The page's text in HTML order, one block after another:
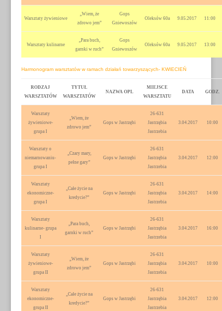
Warsztaty żywieniowe
„Wiem, że
zdrowo jem”
Gops
Gniewoszów
Oleksów 60a 9.05.2017 11:00
Warsztaty kulinarne
„Para buch,
garnki w ruch”
Gops
Gniewoszów
Oleksów 60a 9.05.2017 13:00
Harmonogram warsztatów w ramach działań towarzyszących- KWIECIEŃ
RODZAJ
WARSZTATÓW
TYTUŁ
WARSZTATÓW
NAZWA OPL
MIEJSCE
WARSZTATU
DATA GODZ.
Warsztaty
żywieniowe-
grupa I
„Wiem, że
zdrowo jem”
Gops w Jastrzębi
26-631
Jastrzębia
Jastrzebia
3.04.2017 10:00
Warsztaty o
niemarnowaniu-
grupa I
„Czary mary,
pełne gary”
Gops w Jastrzębi
26-631
Jastrzębia
Jastrzebia
3.04.2017 12:00
Warsztaty
ekonomiczne-
grupa I
„Całe życie na
kredycie?”
Gops w Jastrzębi
26-631
Jastrzębia
Jastrzebia
3.04.2017 14:00
Warsztaty
kulinarne- grupa
I
„Para buch,
garnki w ruch”
Gops w Jastrzębi
26-631
Jastrzębia
Jastrzebia
3.04.2017 16:00
Warsztaty
żywieniowe-
grupa II
„Wiem, że
zdrowo jem”
Gops w Jastrzębi
26-631
Jastrzębia
Jastrzebia
3.04.2017 10:00
Warsztaty
ekonomiczne-
grupa II
„Całe życie na
kredycie?”
Gops w Jastrzębi
26-631
Jastrzębia
Jastrzebia
3.04.2017 12:00